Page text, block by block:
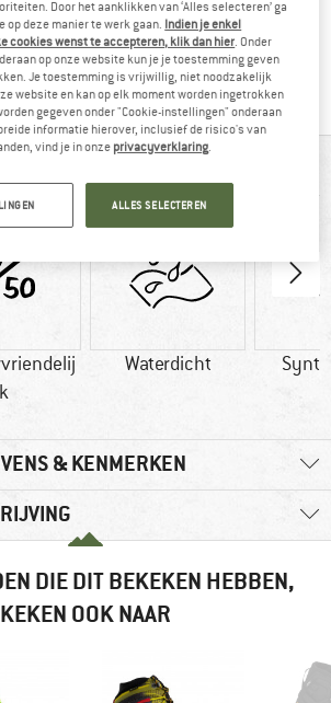
Vind de betalingsinformatie hier!
klanten
k
Waterdicht
& KENMERKEN
DIE DIT BEKEKEN HEBBEN,
KEKEN OOK NAAR
Door het aanklikken van ‘Alles selecteren’ ga
op deze manier te werk gaan. Indien je enkel
cookies wenst te accepteren, klik dan hier . Onder
op onze website kun je je toestemming geven
Je toestemming is vrijwillig, niet noodzakelijk
website en kan op elk moment worden ingetrokken
gegeven onder "Cookie-instellingen" onderaan
informatie hierover, inclusief de risico's van
vind je in onze privacyverklaring
ALLES SELECTEREN